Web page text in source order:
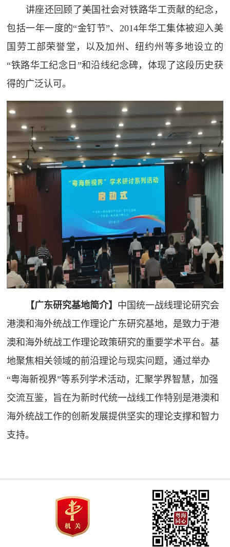
讲座还回顾了美国社会对铁路华工贡献的纪念，
包括一年一度的“金钉节”、2014年华工集体被迎入美
国劳工部荣誉堂，以及加州、纽约州等多地设立的
“铁路华工纪念日”和沿线纪念碑，体现了这段历史获
得的广泛认可。
【广东研究基地简介】 中国统一战线理论研究会
港澳和海外统战工作理论广东研究基地，是致力于港
澳和海外统战工作理论政策研究的重要学术平台。基
地聚焦相关领域的前沿理论与现实问题，通过举办
“粤海新视界”等系列学术活动，汇聚学界智慧，加强
交流互鉴，旨在为新时代统一战线工作特别是港澳和
海外统战工作的创新发展提供坚实的理论支撑和智力
支持。